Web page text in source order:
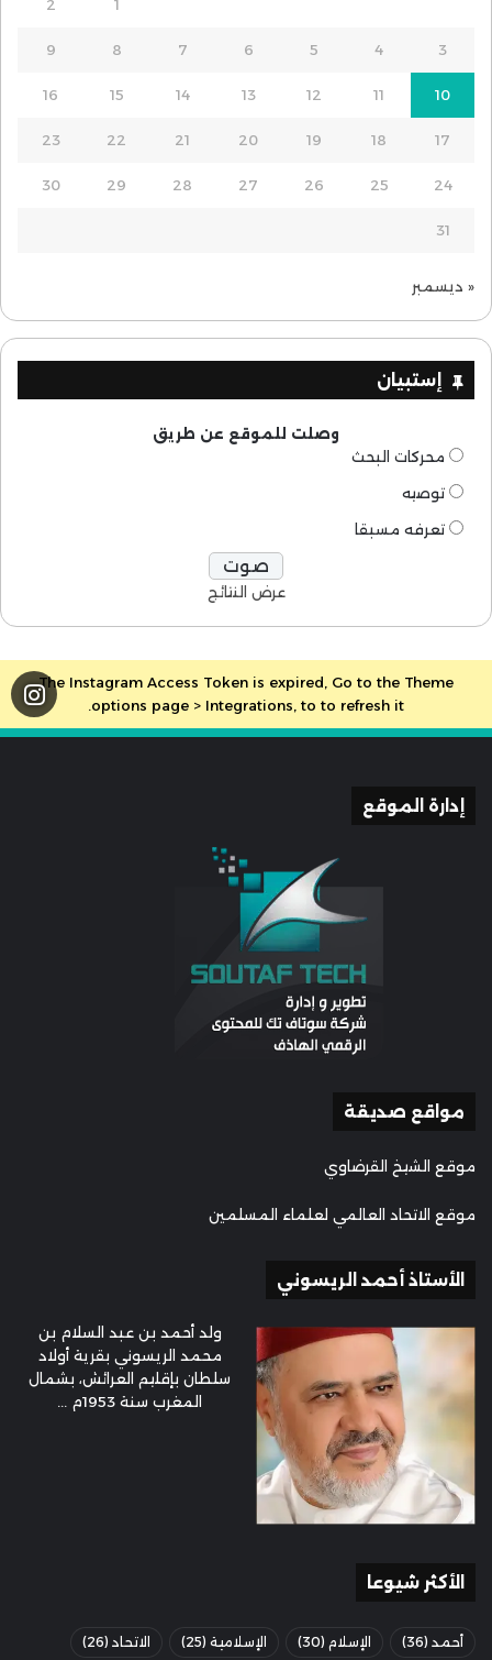
1
2
3
4
5
6
7
8
9
10
11
12
13
14
15
16
17
18
19
20
21
22
23
24
25
26
27
28
29
30
31
« ديسمبر
إستبيان
وصلت للموقع عن طريق
محركات البحث
توصيه
تعرفه مسبقا
عرض النتائج
The Instagram Access Token is expired, Go to the Theme
options page > Integrations, to to refresh it.
إدارة الموقع
مواقع صديقة
موقع الشيخ القرضاوي
موقع الاتحاد العالمي لعلماء المسلمين
الأستاذ أحمد الريسوني
ولد أحمد بن عبد السلام بن
محمد الريسوني بقرية أولاد
سلطان بإقليم العرائش، بشمال
المغرب سنة 1953م ...
الأكثر شيوعا
أحمد (36) الإسلام (30) الإسلامية (25) الاتحاد (26)